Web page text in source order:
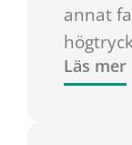
annat
Läs mer